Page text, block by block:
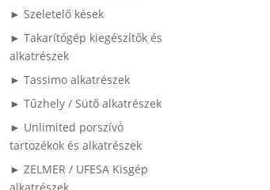
► Szeletelő kések
► Takarítógép kiegészítők és
alkatrészek
► Tassimo alkatrészek
► Tűzhely / Sütő alkatrészek
► Unlimited porszívó
tartozékok és alkatrészek
► ZELMER / UFESA Kisgép